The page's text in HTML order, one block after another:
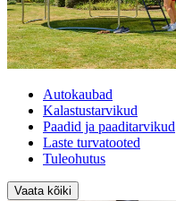
Autokaubad
Kalastustarvikud
Paadid ja paaditarvikud
Laste turvatooted
Tuleohutus
Vaata kõiki